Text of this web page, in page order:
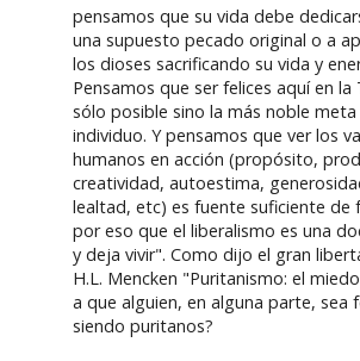
pensamos que su vida debe
una supuesto pecado original o a
los dioses sacrificando su vida y
Pensamos que ser felices aquí en la
sólo posible sino la más noble
individuo. Y pensamos que ver los
humanos en acción (propósito,
creatividad, autoestima,
lealtad, etc) es fuente suficiente de
por eso que el liberalismo es una
y deja vivir". Como dijo el gran
H.L. Mencken "Puritanismo: el
a que alguien, en alguna parte, sea
siendo puritanos?